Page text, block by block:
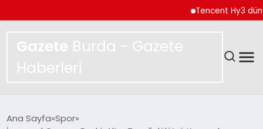
Tencent Hy3 dünya
Gazete Burda - Gazete
Haberleri
Ana Sayfa Spor